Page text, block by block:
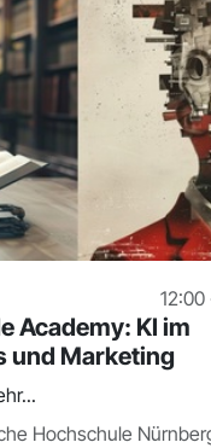
Academy: KI im
und Marketing